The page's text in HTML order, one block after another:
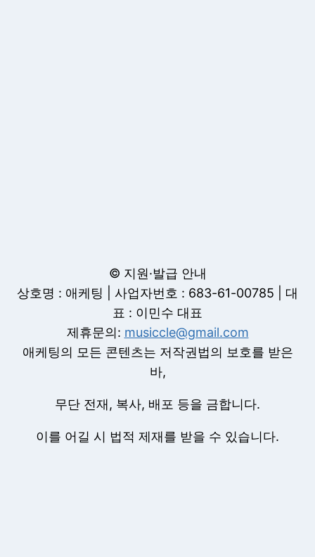
© 지원·발급 안내
상호명 : 애케팅 | 사업자번호 : 683-61-00785 | 대
표 : 이민수 대표
제휴문의: musiccle@gmail.com
애케팅의 모든 콘텐츠는 저작권법의 보호를 받은
바,
무단 전재, 복사, 배포 등을 금합니다.
이를 어길 시 법적 제재를 받을 수 있습니다.